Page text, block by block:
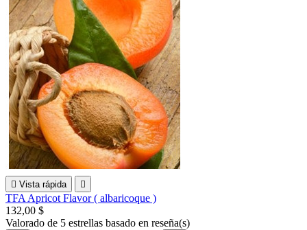
 Vista rápida 
TFA Apricot Flavor ( albaricoque )
132,00 $
Valorado de 5 estrellas basado en reseña(s)